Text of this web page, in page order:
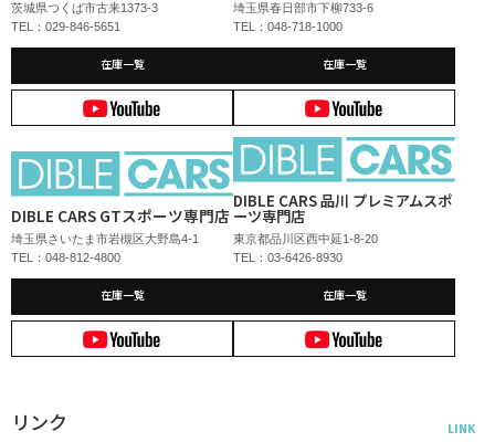
茨城県つくば市古来1373-3
TEL：029-846-5651
在庫一覧
埼玉県春日部市下柳733-6
TEL：048-718-1000
在庫一覧
DIBLE CARS GTスポーツ専門店
埼玉県さいたま市岩槻区大野島4-1
TEL：048-812-4800
在庫一覧
DIBLE CARS 品川 プレミアムスポ
ーツ専門店
東京都品川区西中延1-8-20
TEL：03-6426-8930
在庫一覧
リンク